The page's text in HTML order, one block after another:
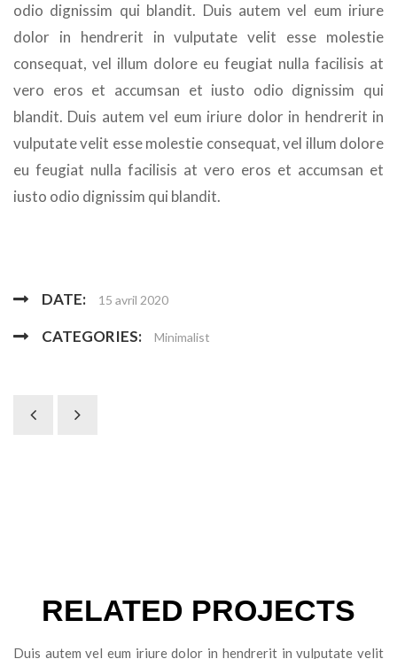
odio dignissim qui blandit. Duis autem vel eum iriure
dolor in hendrerit in vulputate velit esse molestie
consequat, vel illum dolore eu feugiat nulla facilisis at
vero eros et accumsan et iusto odio dignissim qui
blandit. Duis autem vel eum iriure dolor in hendrerit in
vulputate velit esse molestie consequat, vel illum dolore
eu feugiat nulla facilisis at vero eros et accumsan et
iusto odio dignissim qui blandit.
DATE: 15 avril 2020
CATEGORIES: Minimalist
RELATED PROJECTS
Duis autem vel eum iriure dolor in hendrerit in vulputate velit